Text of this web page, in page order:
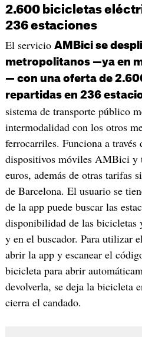
2.600 bicicletas
236 estaciones
El servicio AMBici se
metropolitanos —ya en
— con una oferta de
repartidas en 236
sistema de transporte público
intermodalidad con los otros
ferrocarriles. Funciona a través
dispositivos móviles AMBici y
euros, además de otras tarifas
de Barcelona. El usuario se
de la app puede buscar las
disponibilidad de las bicicletas
y en el buscador. Para utilizar
abrir la app y escanear el
bicicleta para abrir
devolverla, se deja la bicicleta
cierra el candado.